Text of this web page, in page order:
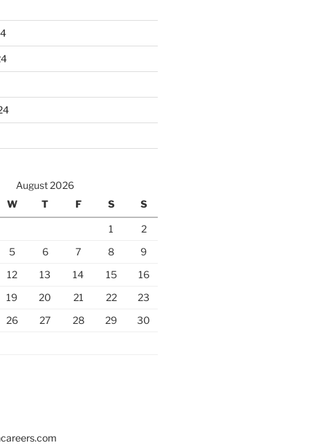
August 2026
W T F S S
1
2
5 6 7 8
9
12 13 14 15
16
19 20 21 22
23
26 27 28 29
30